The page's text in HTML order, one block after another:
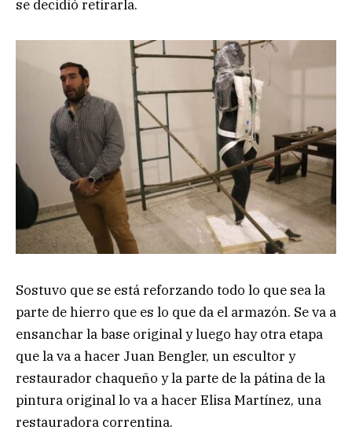
se decidió retirarla.
Sostuvo que se está reforzando todo lo que sea la
parte de hierro que es lo que da el armazón. Se va a
ensanchar la base original y luego hay otra etapa
que la va a hacer Juan Bengler, un escultor y
restaurador chaqueño y la parte de la pátina de la
pintura original lo va a hacer Elisa Martínez, una
restauradora correntina.